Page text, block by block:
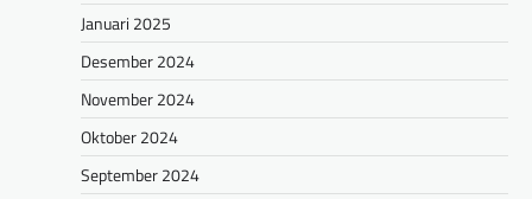
Januari 2025
Desember 2024
November 2024
Oktober 2024
September 2024